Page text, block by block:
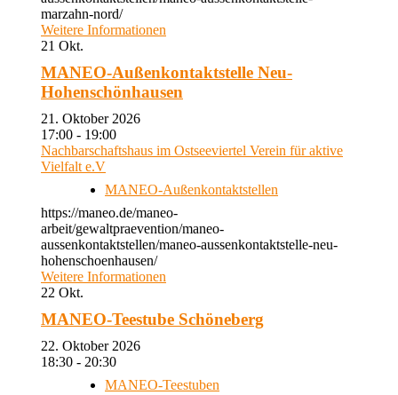
marzahn-nord/
Weitere Informationen
21 Okt.
MANEO-Außenkontaktstelle Neu-
Hohenschönhausen
21. Oktober 2026
17:00 - 19:00
Nachbarschaftshaus im Ostseeviertel Verein für aktive
Vielfalt e.V
MANEO-Außenkontaktstellen
https://maneo.de/maneo-
arbeit/gewaltpraevention/maneo-
aussenkontaktstellen/maneo-aussenkontaktstelle-neu-
hohenschoenhausen/
Weitere Informationen
22 Okt.
MANEO-Teestube Schöneberg
22. Oktober 2026
18:30 - 20:30
MANEO-Teestuben